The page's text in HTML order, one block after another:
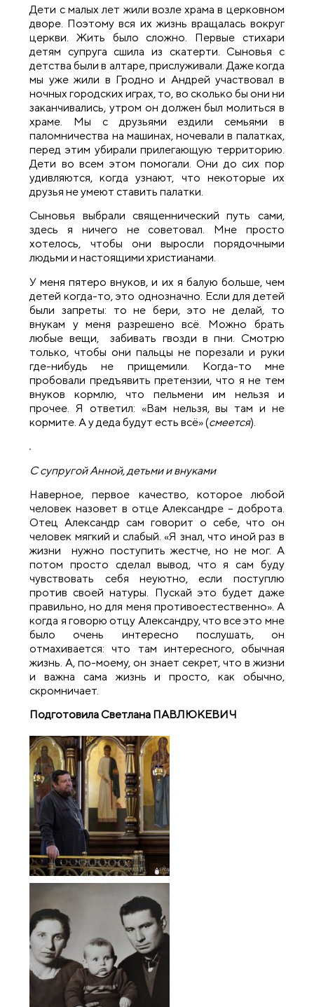
Дети с малых лет жили возле храма в церковном
дворе. Поэтому вся их жизнь вращалась вокруг
церкви. Жить было сложно. Первые стихари
детям супруга сшила из скатерти. Сыновья с
детства были в алтаре, прислуживали. Даже когда
мы уже жили в Гродно и Андрей участвовал в
ночных городских играх, то, во сколько бы они ни
заканчивались, утром он должен был молиться в
храме. Мы с друзьями ездили семьями в
паломничества на машинах, ночевали в палатках,
перед этим убирали прилегающую территорию.
Дети во всем этом помогали. Они до сих пор
удивляются, когда узнают, что некоторые их
друзья не умеют ставить палатки.
Сыновья выбрали священнический путь сами,
здесь я ничего не советовал. Мне просто
хотелось, чтобы они выросли порядочными
людьми и настоящими христианами.
У меня пятеро внуков, и их я балую больше, чем
детей когда-то, это однозначно. Если для детей
были запреты: то не бери, это не делай, то
внукам у меня разрешено всё. Можно брать
любые вещи, забивать гвозди в пни. Смотрю
только, чтобы они пальцы не порезали и руки
где-нибудь не прищемили. Когда-то мне
пробовали предъявить претензии, что я не тем
внуков кормлю, что пельмени им нельзя и
прочее. Я ответил: «Вам нельзя, вы там и не
кормите. А у деда будут есть всё» (смеется).
С супругой Анной, детьми и внуками
Наверное, первое качество, которое любой
человек назовет в отце Александре – доброта.
Отец Александр сам говорит о себе, что он
человек мягкий и слабый. «Я знал, что иной раз в
жизни нужно поступить жестче, но не мог. А
потом просто сделал вывод, что я сам буду
чувствовать себя неуютно, если поступлю
против своей натуры. Пускай это будет даже
правильно, но для меня противоестественно». А
когда я говорю отцу Александру, что все это мне
было очень интересно послушать, он
отмахивается: что там интересного, обычная
жизнь. А, по-моему, он знает секрет, что в жизни
и важна сама жизнь и просто, как обычно,
скромничает.
Подготовила Светлана ПАВЛЮКЕВИЧ